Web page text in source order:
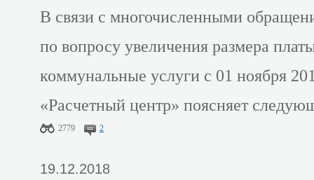
В связи с многочисленными
по вопросу увеличения размера
коммунальные услуги с 01 ноября
«Расчетный центр» поясняет
2779 2
19.12.2018